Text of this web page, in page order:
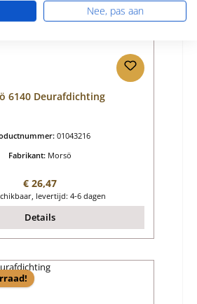
6140 Deurafdichting
01043216
Fabrikant: Morsö
Normale prijs:
€ 26,47
levertijd: 4-6 dagen
Details
Nee, pas aan